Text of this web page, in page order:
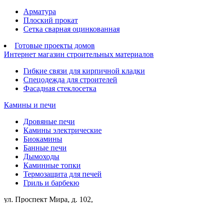
Арматура
Плоский прокат
Сетка сварная оцинкованная
Готовые проекты домов
Интернет магазин строительных материалов
Гибкие связи для кирпичной кладки
Спецодежда для строителей
Фасадная стеклосетка
Камины и печи
Дровяные печи
Камины электрические
Биокамины
Банные печи
Дымоходы
Каминные топки
Термозащита для печей
Гриль и барбекю
ул. Проспект Мира, д. 102,